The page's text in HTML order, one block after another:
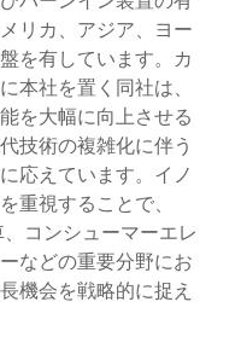
リカ、アジア、ヨー
を有しています。カ
本社を置く同社は、
を大幅に向上させる
技術の複雑化に伴う
応えています。イノ
重視することで、
コンシューマーエレ
などの重要分野にお
機会を戦略的に捉え